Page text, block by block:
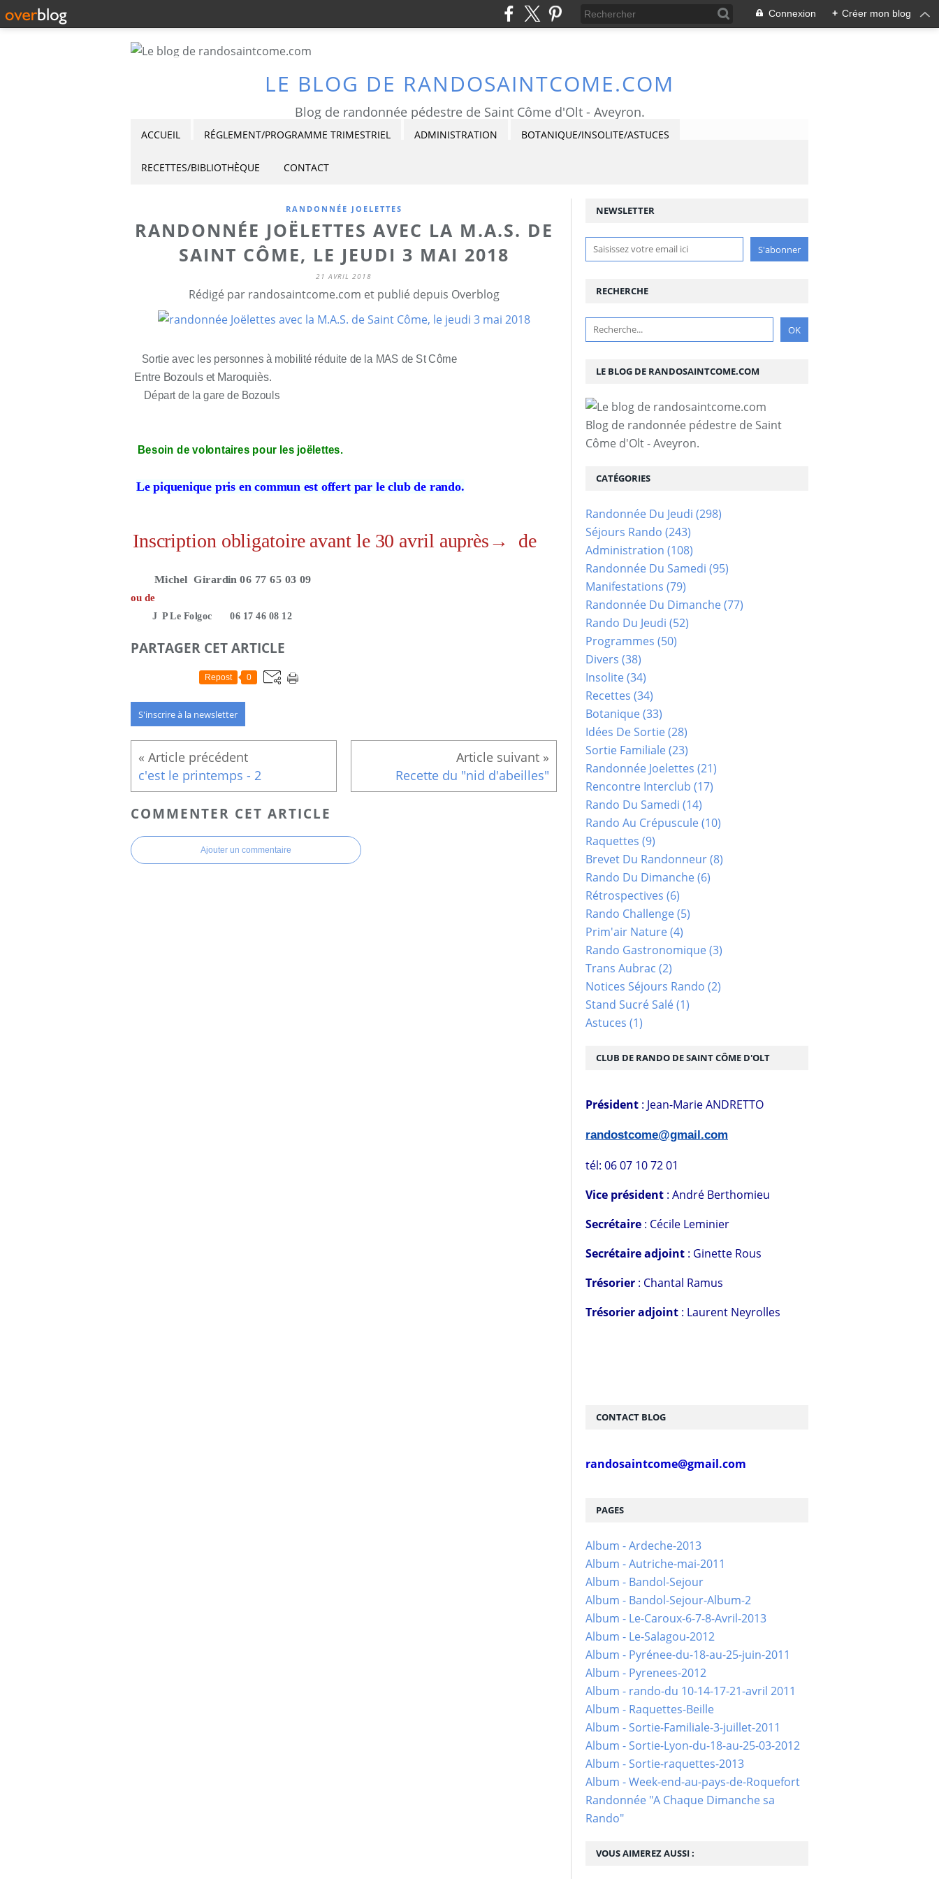
Connexion + Créer mon blog
LE BLOG DE RANDOSAINTCOME.COM
Blog de randonnée pédestre de Saint Côme d'Olt - Aveyron.
ACCUEIL RÉGLEMENT/PROGRAMME TRIMESTRIEL ADMINISTRATION BOTANIQUE/INSOLITE/ASTUCES
RECETTES/BIBLIOTHÈQUE CONTACT
RANDONNÉE JOELETTES
RANDONNÉE JOËLETTES AVEC LA M.A.S. DE
SAINT CÔME, LE JEUDI 3 MAI 2018
21 AVRIL 2018
Rédigé par randosaintcome.com et publié depuis Overblog
Sortie avec les personnes à mobilité réduite de la MAS de St Côme
Entre Bozouls et Maroquiès.
Départ de la gare de Bozouls
Besoin de volontaires pour les joëlettes.
Le piquenique pris en commun est offert par le club de rando.
Inscription obligatoire avant le 30 avril auprès→ de
Michel Girardin 06 77 65 03 09
ou de
J P Le Folgoc 06 17 46 08 12
PARTAGER CET ARTICLE
Repost 0
S'inscrire à la newsletter
c'est le printemps - 2 Recette du "nid d'abeilles"
COMMENTER CET ARTICLE
Ajouter un commentaire
NEWSLETTER
RECHERCHE
LE BLOG DE RANDOSAINTCOME.COM
Blog de randonnée pédestre de Saint
Côme d'Olt - Aveyron.
VOUS AIMEREZ AUSSI :
PAGES
Album - Ardeche-2013
Album - Autriche-mai-2011
Album - Bandol-Sejour
Album - Bandol-Sejour-Album-2
Album - Le-Caroux-6-7-8-Avril-2013
Album - Le-Salagou-2012
Album - Pyrénee-du-18-au-25-juin-2011
Album - Pyrenees-2012
Album - rando-du 10-14-17-21-avril 2011
Album - Raquettes-Beille
Album - Sortie-Familiale-3-juillet-2011
Album - Sortie-Lyon-du-18-au-25-03-2012
Album - Sortie-raquettes-2013
Album - Week-end-au-pays-de-Roquefort
Randonnée "A Chaque Dimanche sa
Rando"
CATÉGORIES
Randonnée Du Jeudi (298)
Séjours Rando (243)
Administration (108)
Randonnée Du Samedi (95)
Manifestations (79)
Randonnée Du Dimanche(77)
Rando Du Jeudi (52)
Programmes (50)
Divers (38)
Insolite(34)
Recettes (34)
Botanique(33)
Idées De Sortie(28)
Sortie Familiale(23)
Randonnée Joelettes (21)
Rencontre Interclub (17)
Rando Du Samedi (14)
Rando Au Crépuscule(10)
Raquettes (9)
Brevet Du Randonneur(8)
Rando Du Dimanche(6)
Rétrospectives (6)
Rando Challenge(5)
Prim'air Nature(4)
Rando Gastronomique(3)
Trans Aubrac (2)
Notices Séjours Rando (2)
Stand Sucré Salé(1)
Astuces (1)
CLUB DE RANDO DE SAINT CÔME D'OLT
Président : Jean-Marie ANDRETTO
randostcome@gmail.com
tél: 06 07 10 72 01
Vice président : André Berthomieu
Secrétaire : Cécile Leminier
Secrétaire adjoint : Ginette Rous
Trésorier : Chantal Ramus
Trésorier adjoint : Laurent Neyrolles
CONTACT BLOG
randosaintcome@gmail.com